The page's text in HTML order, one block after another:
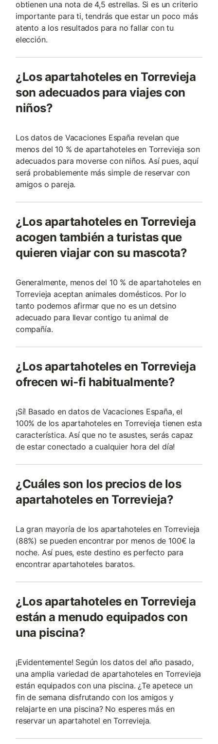
obtienen una nota de 4,5 estrellas. Si es un criterio
importante para ti, tendrás que estar un poco más
atento a los resultados para no fallar con tu
elección.
¿Los apartahoteles en Torrevieja
son adecuados para viajes con
niños?
Los datos de Vacaciones España revelan que
menos del 10 % de apartahoteles en Torrevieja son
adecuados para moverse con niños. Así pues, aquí
será probablemente más simple de reservar con
amigos o pareja.
¿Los apartahoteles en Torrevieja
acogen también a turistas que
quieren viajar con su mascota?
Generalmente, menos del 10 % de apartahoteles en
Torrevieja aceptan animales domésticos. Por lo
tanto podemos afirmar que no es un detsino
adecuado para llevar contigo tu animal de
compañía.
¿Los apartahoteles en Torrevieja
ofrecen wi-fi habitualmente?
¡Sí! Basado en datos de Vacaciones España, el
100% de los apartahoteles en Torrevieja tienen esta
característica. Así que no te asustes, serás capaz
de estar conectado a cualquier hora del día!
¿Cuáles son los precios de los
apartahoteles en Torrevieja?
La gran mayoría de los apartahoteles en Torrevieja
(88%) se pueden encontrar por menos de 100€ la
noche. Así pues, este destino es perfecto para
encontrar apartahoteles baratos.
¿Los apartahoteles en Torrevieja
están a menudo equipados con
una piscina?
¡Evidentemente! Según los datos del año pasado,
una amplia variedad de apartahoteles en Torrevieja
están equipados con una piscina. ¿Te apetece un
fin de semana disfrutando con los amigos y
relajarte en una piscina? No esperes más en
reservar un apartahotel en Torrevieja.